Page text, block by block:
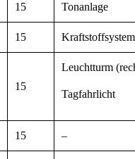
15 Tonanlage
15 Kraftstoffsystem
15
Leuchtturm
Tagfahrlicht
15 –